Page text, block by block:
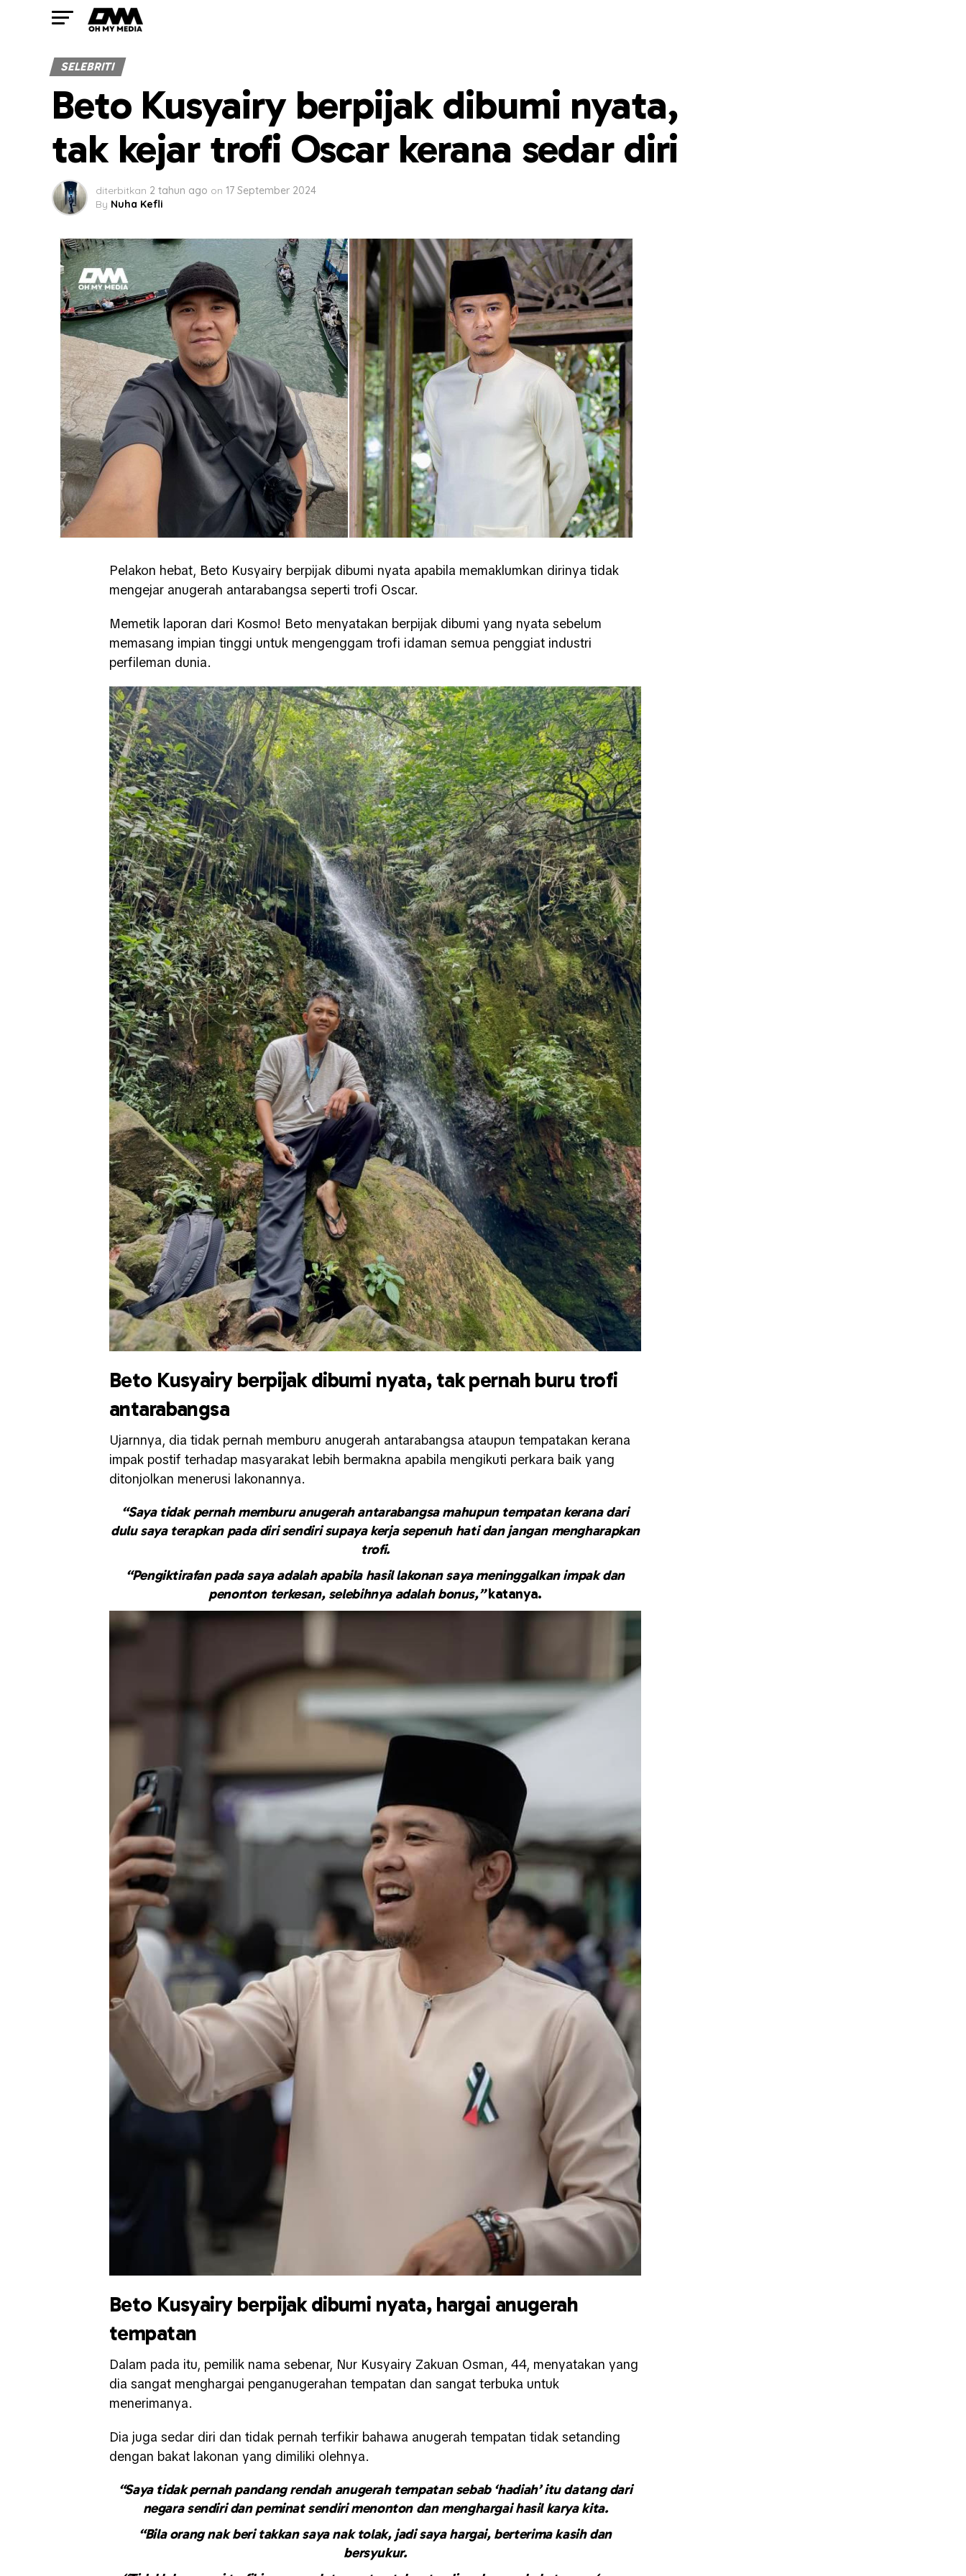
SELEBRITI
Beto Kusyairy berpijak dibumi nyata,
tak kejar trofi Oscar kerana sedar diri
diterbitkan 2 tahun ago on 17 September 2024
By Nuha Kefli
Pelakon hebat, Beto Kusyairy berpijak dibumi nyata apabila memaklumkan dirinya tidak
mengejar anugerah antarabangsa seperti trofi Oscar.
Memetik laporan dari Kosmo! Beto menyatakan berpijak dibumi yang nyata sebelum
memasang impian tinggi untuk mengenggam trofi idaman semua penggiat industri
perfileman dunia.
Beto Kusyairy berpijak dibumi nyata, tak pernah buru trofi
antarabangsa
Ujarnnya, dia tidak pernah memburu anugerah antarabangsa ataupun tempatakan kerana
impak postif terhadap masyarakat lebih bermakna apabila mengikuti perkara baik yang
ditonjolkan menerusi lakonannya.
“Saya tidak pernah memburu anugerah antarabangsa mahupun tempatan kerana dari
dulu saya terapkan pada diri sendiri supaya kerja sepenuh hati dan jangan mengharapkan
trofi.
“Pengiktirafan pada saya adalah apabila hasil lakonan saya meninggalkan impak dan
penonton terkesan, selebihnya adalah bonus,”katanya.
Beto Kusyairy berpijak dibumi nyata, hargai anugerah
tempatan
Dalam pada itu, pemilik nama sebenar, Nur Kusyairy Zakuan Osman, 44, menyatakan yang
dia sangat menghargai penganugerahan tempatan dan sangat terbuka untuk
menerimanya.
Dia juga sedar diri dan tidak pernah terfikir bahawa anugerah tempatan tidak setanding
dengan bakat lakonan yang dimiliki olehnya.
“Saya tidak pernah pandang rendah anugerah tempatan sebab ‘hadiah’ itu datang dari
negara sendiri dan peminat sendiri menonton dan menghargai hasil karya kita.
“Bila orang nak beri takkan saya nak tolak, jadi saya hargai, berterima kasih dan
bersyukur.